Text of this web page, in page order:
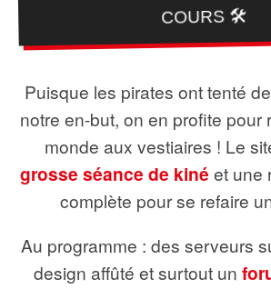
COURS 🛠️
Puisque les pirates ont tenté
notre en-but, on en profite pour
monde aux vestiaires ! Le
grosse séance de kiné et une
complète pour se refaire
Au programme : des serveurs
design affûté et surtout un